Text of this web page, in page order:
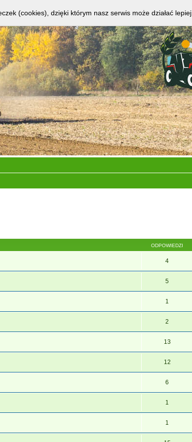
ODPOWIEDZI
4
5
1
2
13
12
6
1
1
(cookies), dzięki którym nasz serwis może działać lepiej.